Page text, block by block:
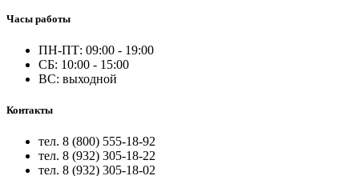
Часы работы
ПН-ПТ: 09:00 - 19:00
СБ: 10:00 - 15:00
ВС: выходной
Контакты
тел. 8 (800) 555-18-92
тел. 8 (932) 305-18-22
тел. 8 (932) 305-18-02